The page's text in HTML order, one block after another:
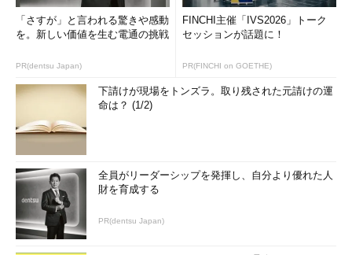
「さすが」と言われる驚きや感動
を。新しい価値を生む電通の挑戦
PR(dentsu Japan)
FINCHI主催「IVS2026」トーク
セッションが話題に！
PR(FINCHI on GOETHE)
下請けが現場をトンズラ。取り残された元請けの運
命は？ (1/2)
全員がリーダーシップを発揮し、自分より優れた人
財を育成する
PR(dentsu Japan)